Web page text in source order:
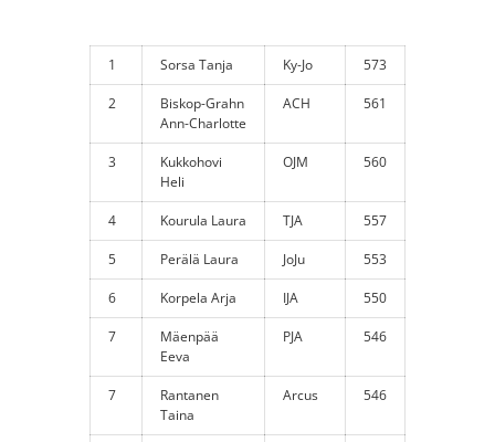
1 Sorsa Tanja Ky-Jo 573
2
Biskop-Grahn
Ann-Charlotte
ACH 561
3
Kukkohovi
Heli
OJM 560
4 Kourula Laura TJA 557
5 Perälä Laura JoJu 553
6 Korpela Arja IJA 550
7
Mäenpää
Eeva
PJA 546
7
Rantanen
Taina
Arcus 546